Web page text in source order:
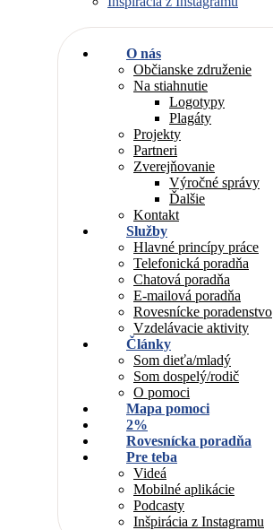
O nás
Občianske združenie
Na stiahnutie
Logotypy
Plagáty
Projekty
Partneri
Zverejňovanie
Výročné správy
Ďalšie
Kontakt
Služby
Hlavné princípy práce
Telefonická poradňa
Chatová poradňa
E-mailová poradňa
Rovesnícke poradenstvo
Vzdelávacie aktivity
Články
Som dieťa/mladý
Som dospelý/rodič
O pomoci
Mapa pomoci
2%
Rovesnícka poradňa
Pre teba
Videá
Mobilné aplikácie
Podcasty
Inšpirácia z Instagramu